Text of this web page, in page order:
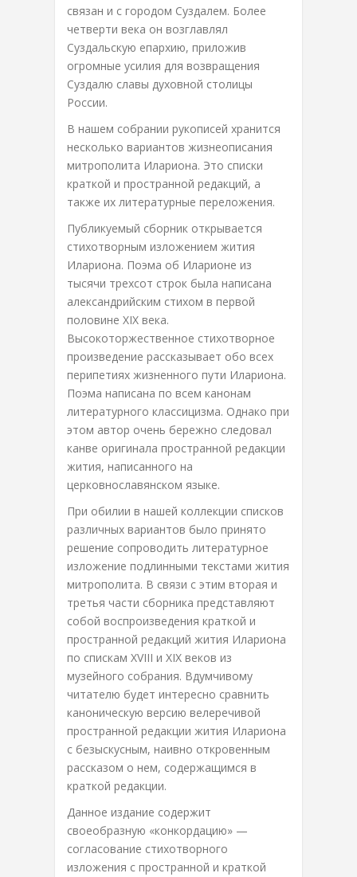
связан и с городом Суздалем. Более
четверти века он возглавлял
Суздальскую епархию, приложив
огромные усилия для возвращения
Суздалю славы духовной столицы
России.
В нашем собрании рукописей хранится
несколько вариантов жизнеописания
митрополита Илариона. Это списки
краткой и пространной редакций, а
также их литературные переложения.
Публикуемый сборник открывается
стихотворным изложением жития
Илариона. Поэма об Иларионе из
тысячи трехсот строк была написана
александрийским стихом в первой
половине XIX века.
Высокоторжественное стихотворное
произведение рассказывает обо всех
перипетиях жизненного пути Илариона.
Поэма написана по всем канонам
литературного классицизма. Однако при
этом автор очень бережно следовал
канве оригинала пространной редакции
жития, написанного на
церковнославянском языке.
При обилии в нашей коллекции списков
различных вариантов было принято
решение сопроводить литературное
изложение подлинными текстами жития
митрополита. В связи с этим вторая и
третья части сборника представляют
собой воспроизведения краткой и
пространной редакций жития Илариона
по спискам XVIII и XIX веков из
музейного собрания. Вдумчивому
читателю будет интересно сравнить
каноническую версию велеречивой
пространной редакции жития Илариона
с безыскусным, наивно откровенным
рассказом о нем, содержащимся в
краткой редакции.
Данное издание содержит
своеобразную «конкордацию» —
согласование стихотворного
изложения с пространной и краткой